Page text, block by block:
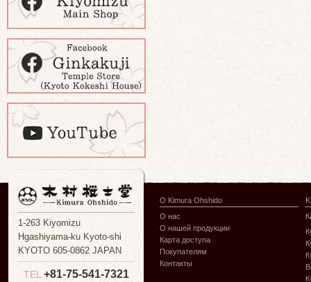
1-263 Kiyomizu
Hgashiyama-ku Kyoto-shi
KYOTO 605-0862 JAPAN
TEL +81-75-541-7321
О Kimura Ohshido
О нас
О нашей продукции
Карта доступа
Покупателям
Контакты